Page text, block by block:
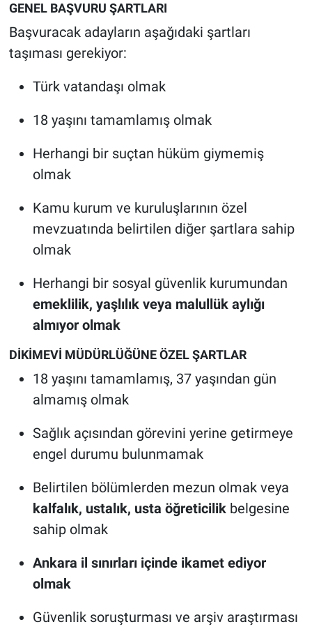
GENEL BAŞVURU ŞARTLARI
Başvuracak adayların aşağıdaki şartları
taşıması gerekiyor:
Türk vatandaşı olmak
18 yaşını tamamlamış olmak
Herhangi bir suçtan hüküm giymemiş
olmak
Kamu kurum ve kuruluşlarının özel
mevzuatında belirtilen diğer şartlara sahip
olmak
Herhangi bir sosyal güvenlik kurumundan
emeklilik, yaşlılık veya malullük aylığı
almıyor olmak
DİKİMEVİ MÜDÜRLÜĞÜNE ÖZEL ŞARTLAR
18 yaşını tamamlamış, 37 yaşından gün
almamış olmak
Sağlık açısından görevini yerine getirmeye
engel durumu bulunmamak
Belirtilen bölümlerden mezun olmak veya
kalfalık, ustalık, usta öğreticilikbelgesine
sahip olmak
Ankara il sınırları içinde ikamet ediyor
olmak
Güvenlik soruşturması ve arşiv araştırması